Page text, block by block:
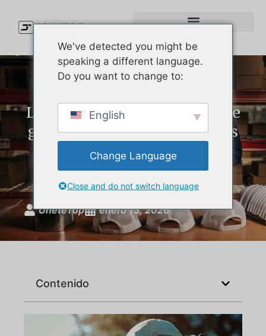
Los 10 mejores fabricantes de
gorras en China: Las mejores
opciones para gorras de
béisbol personalizadas
ÚneteTop enero 13, 2026
Contenido
We've detected you might be
speaking a different language.
Do you want to change to:
English
Change Language
Close and do not switch language